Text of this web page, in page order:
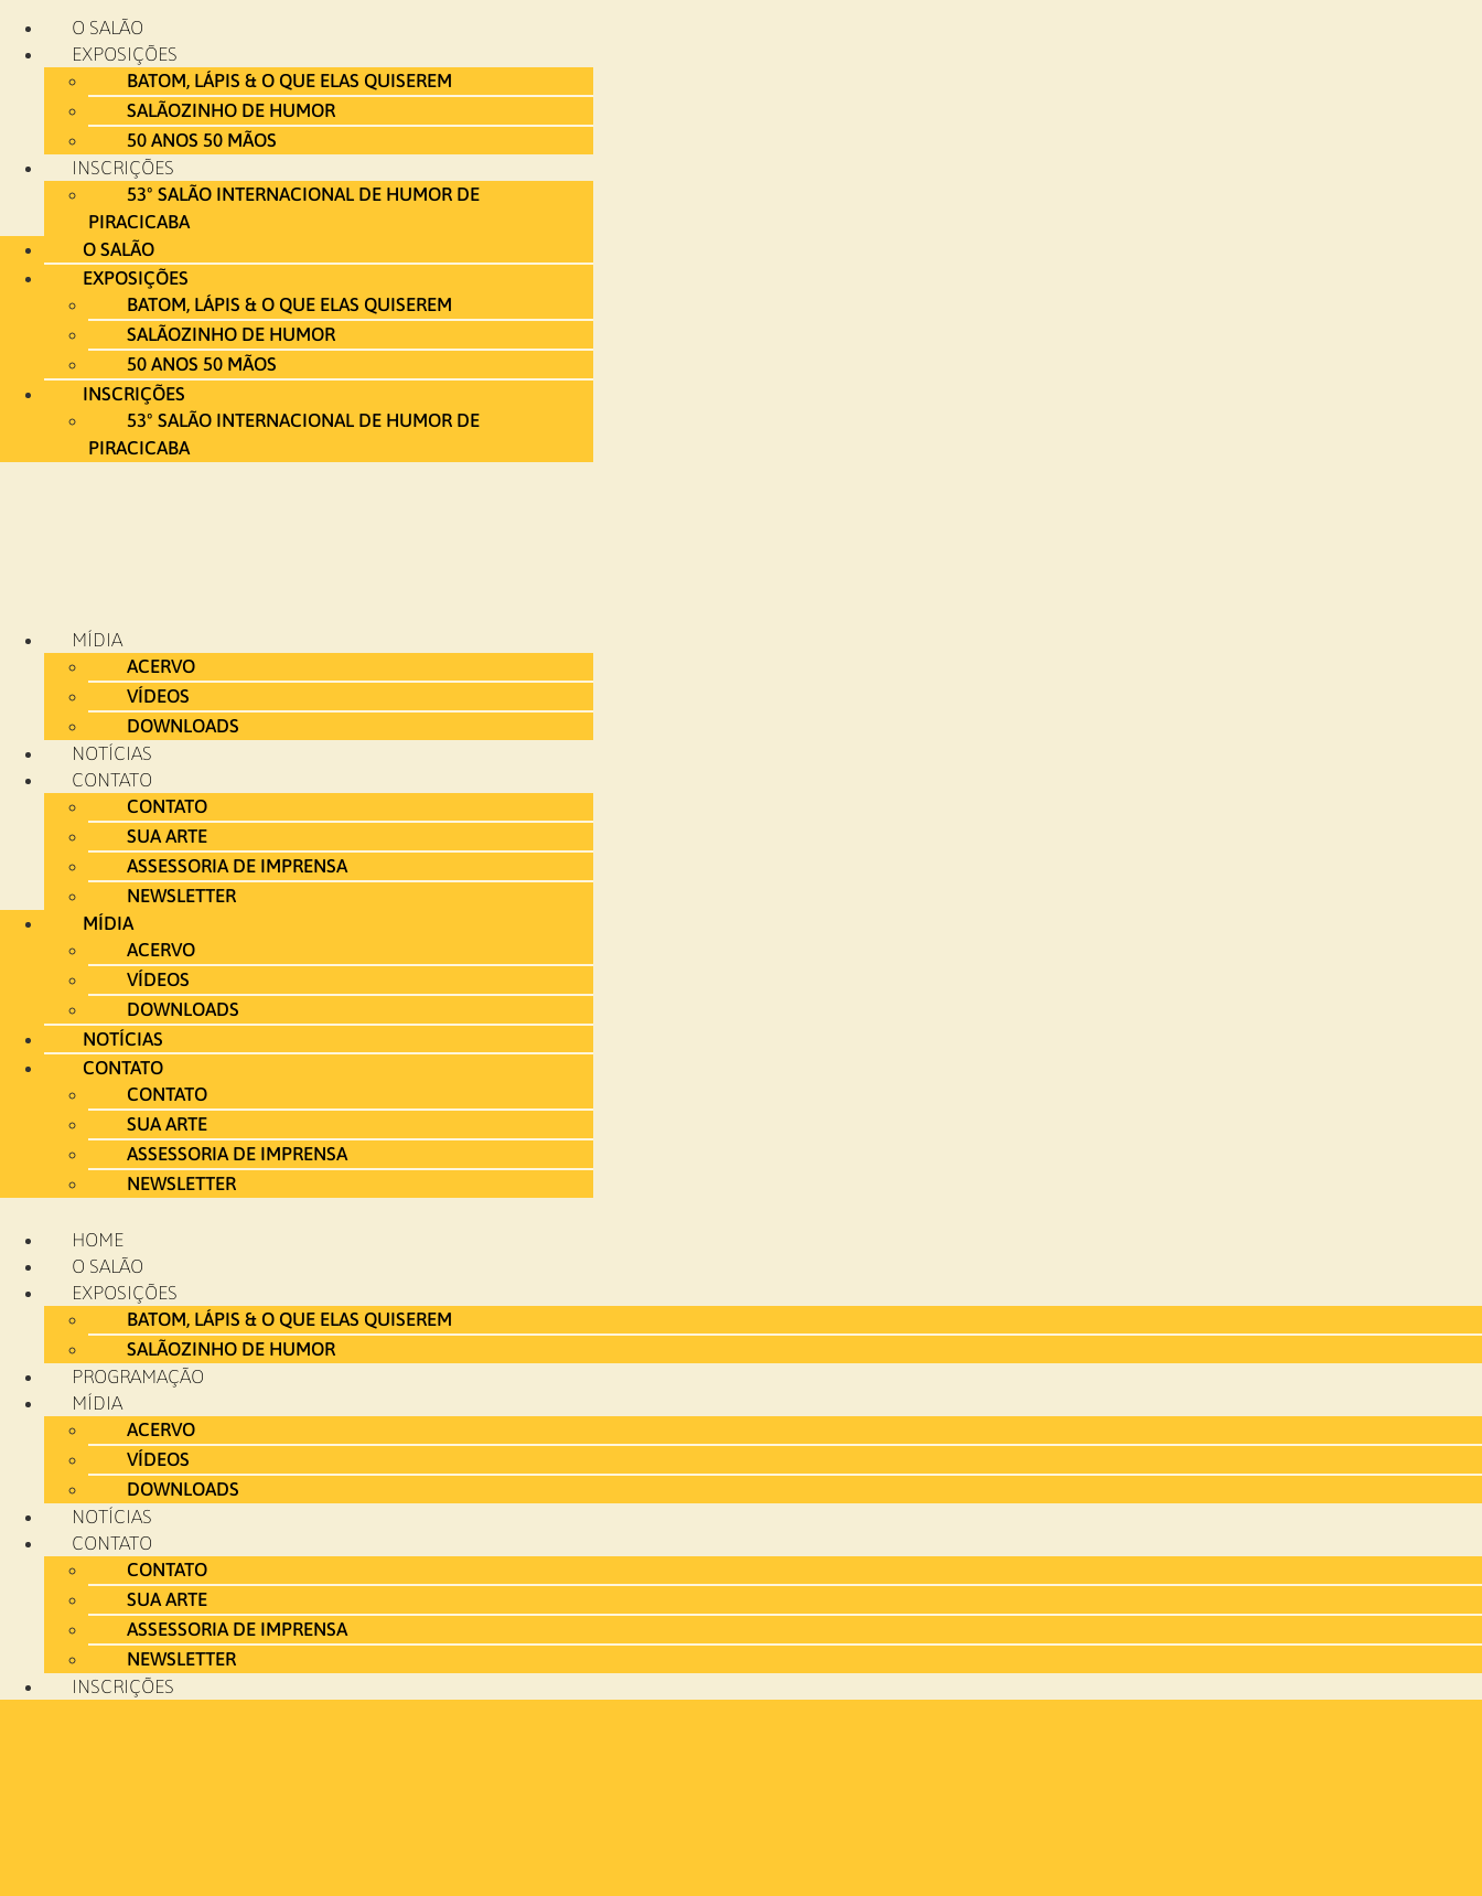
para
conteúdo
O SALÃO
EXPOSIÇÕES
BATOM, LÁPIS & O QUE ELAS QUISEREM
SALÃOZINHO DE HUMOR
50 ANOS 50 MÃOS
INSCRIÇÕES
53º SALÃO INTERNACIONAL DE HUMOR DE
PIRACICABA
O SALÃO
EXPOSIÇÕES
BATOM, LÁPIS & O QUE ELAS QUISEREM
SALÃOZINHO DE HUMOR
50 ANOS 50 MÃOS
INSCRIÇÕES
53º SALÃO INTERNACIONAL DE HUMOR DE
PIRACICABA
MÍDIA
ACERVO
VÍDEOS
DOWNLOADS
NOTÍCIAS
CONTATO
CONTATO
SUA ARTE
ASSESSORIA DE IMPRENSA
NEWSLETTER
MÍDIA
ACERVO
VÍDEOS
DOWNLOADS
NOTÍCIAS
CONTATO
CONTATO
SUA ARTE
ASSESSORIA DE IMPRENSA
NEWSLETTER
HOME
O SALÃO
EXPOSIÇÕES
BATOM, LÁPIS & O QUE ELAS QUISEREM
SALÃOZINHO DE HUMOR
PROGRAMAÇÃO
MÍDIA
ACERVO
VÍDEOS
DOWNLOADS
NOTÍCIAS
CONTATO
CONTATO
SUA ARTE
ASSESSORIA DE IMPRENSA
NEWSLETTER
INSCRIÇÕES